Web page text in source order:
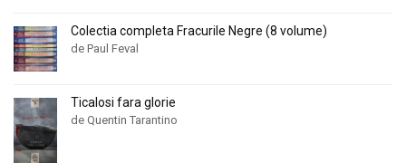
Colectia completa Fracurile Negre (8 volume)
de Paul Feval
Ticalosi fara glorie
de Quentin Tarantino